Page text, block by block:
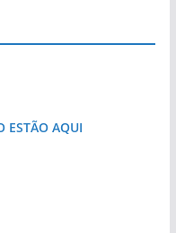
é um símbolo
ESTÃO AQUI